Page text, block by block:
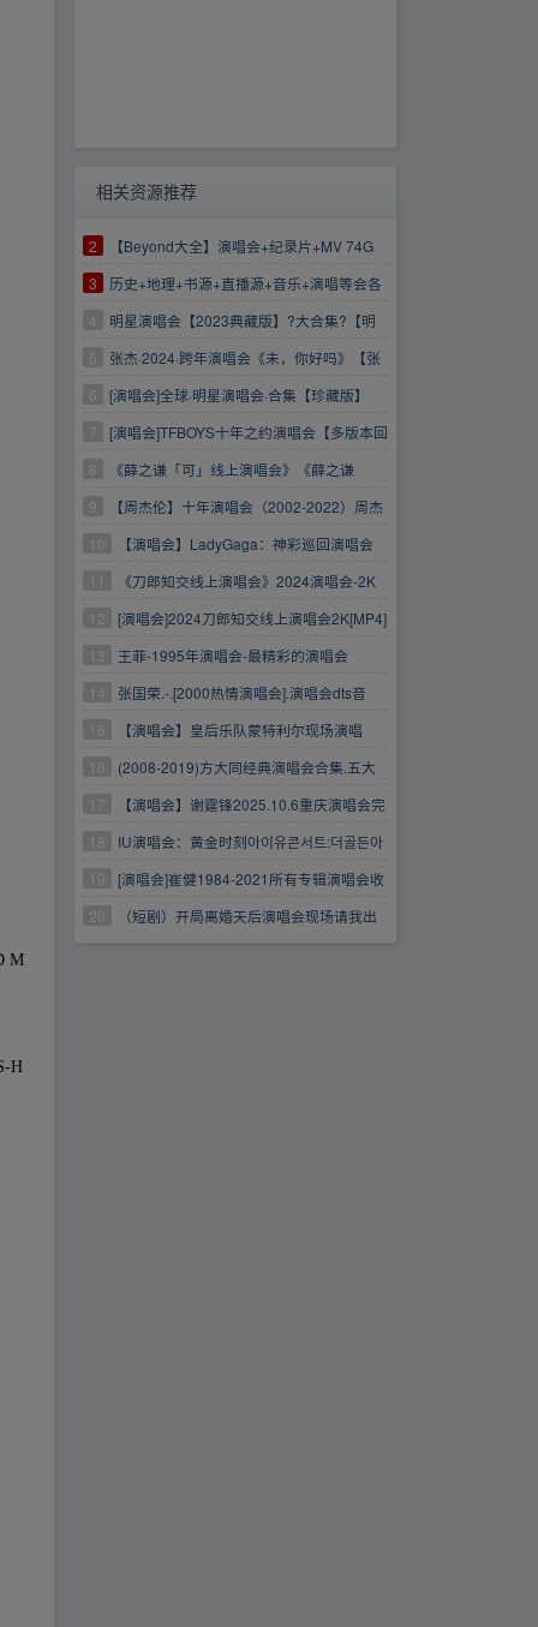
M
H
相关资源推荐
2
【Beyond大全】演唱会+纪录片+MV 74G
3
历史+地理+书源+直播源+音乐+演唱等会各
种大全
4
明星演唱会【2023典藏版】?大合集?【明
星演唱会】【明星】【演唱会】【明星演唱会】
5
张杰·2024·跨年演唱会《未，你好吗》【张
杰演唱会】成都张杰演唱会
6
[演唱会]全球·明星演唱会·合集【珍藏版】
7
[演唱会]TFBOYS十年之约演唱会【多版本回
放】
8
《薛之谦「可」线上演唱会》《薛之谦
「可」线上演唱会》
9
【周杰伦】十年演唱会（2002-2022）周杰
伦演唱会
10
【演唱会】LadyGaga：神彩巡回演唱会
(2024)美国音乐真人秀3集全
11
《刀郎知交线上演唱会》2024演唱会-2K
资源-国语中字
12
[演唱会]2024刀郎知交线上演唱会2K[MP4]
13
王菲-1995年演唱会-最精彩的演唱会
Flac【565.4MB】
14
张国荣.-.[2000热情演唱会].演唱会dts音
轨.mkv豆瓣9.8！
15
【演唱会】皇后乐队蒙特利尔现场演唱
会.2024.英语中字.1080P
16
(2008-2019)方大同经典演唱会合集.五大
经典演唱会蓝光高清.LIVE现场版
17
【演唱会】谢霆锋2025.10.6重庆演唱会完
整版体积2.25G
18
IU演唱会：黄金时刻아이유콘서트:더골든아
워(2023)【演唱会】
19
[演唱会]崔健1984-2021所有专辑演唱会收
录【MP3/FLAC格式无损资源】
20
（短剧）开局离婚天后演唱会现场请我出